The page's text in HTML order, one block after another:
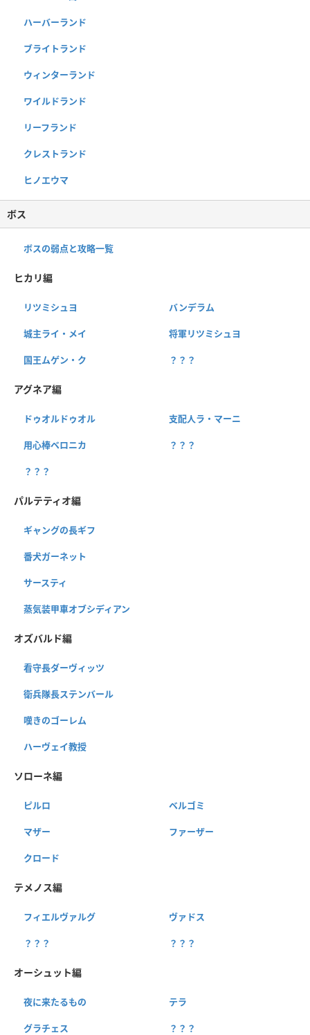
ハーバーランド
ブライトランド
ウィンターランド
ワイルドランド
リーフランド
クレストランド
ヒノエウマ
ボス
ボスの弱点と攻略一覧
ヒカリ編
リツミシュヨ バンデラム
城主ライ・メイ 将軍リツミシュヨ
国王ムゲン・ク ？？？
アグネア編
ドゥオルドゥオル 支配人ラ・マーニ
用心棒ベロニカ ？？？
？？？
パルテティオ編
ギャングの長ギフ
番犬ガーネット
サースティ
蒸気装甲車オブシディアン
オズバルド編
看守長ダーヴィッツ
衛兵隊長ステンバール
嘆きのゴーレム
ハーヴェイ教授
ソローネ編
ピルロ ベルゴミ
マザー ファーザー
クロード
テメノス編
フィエルヴァルグ ヴァドス
？？？ ？？？
オーシュット編
夜に来たるもの テラ
グラチェス ？？？